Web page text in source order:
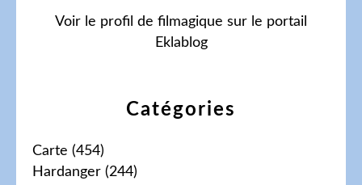
Catégories
Carte (454)
Hardanger (244)
Voir le profil de filmagique sur le portail
Eklablog